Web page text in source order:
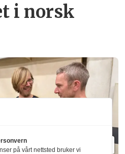
i norsk
på vårt nettsted bruker vi